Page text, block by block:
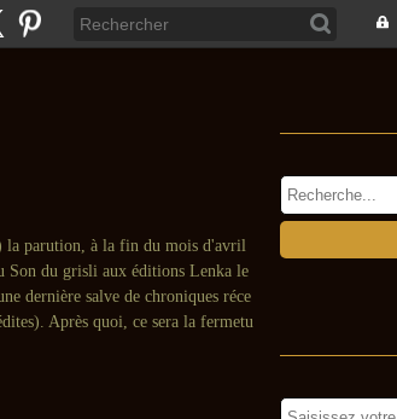
la parution, à la fin du mois d'avril
Son du grisli aux éditions Lenka le
dernière salve de chroniques réce
Après quoi, ce sera la fermetu